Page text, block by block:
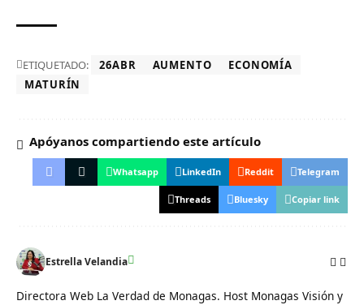
ETIQUETADO: 26ABR AUMENTO
ECONOMÍA
MATURÍN
Apóyanos compartiendo este artículo
Whatsapp LinkedIn Reddit Telegram
Threads Bluesky Copiar link
Estrella Velandia
Directora Web La Verdad de Monagas. Host Monagas Visión y